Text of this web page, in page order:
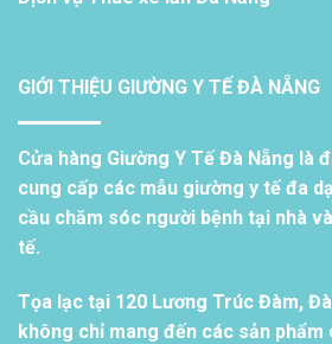
GIỚI THIỆU GIƯỜNG Y TẾ ĐÀ NẴNG
Cửa hàng Giường Y Tế Đà Nẵng là
cung cấp các mẫu giường y tế đa
cầu chăm sóc người bệnh tại nhà
tế.
Tọa lạc tại 120 Lương Trúc Đàm,
không chỉ mang đến các sản